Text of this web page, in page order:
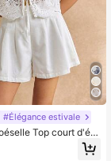
#Élégance estivale
Top court d'été
en tissu brodé
d'été pour fem